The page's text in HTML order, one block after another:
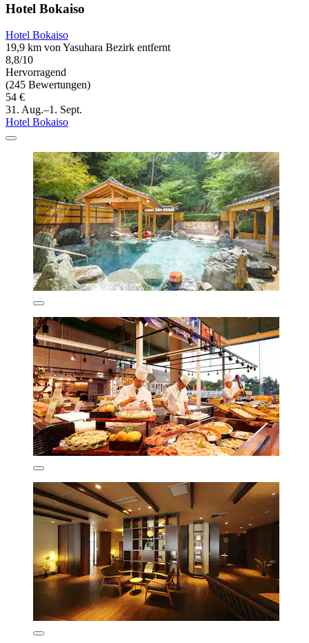
Hotel Bokaiso
Hotel Bokaiso
19,9 km von Yasuhara Bezirk entfernt
8,8/10
Hervorragend
(245 Bewertungen)
54 €
31. Aug.–1. Sept.
Hotel Bokaiso